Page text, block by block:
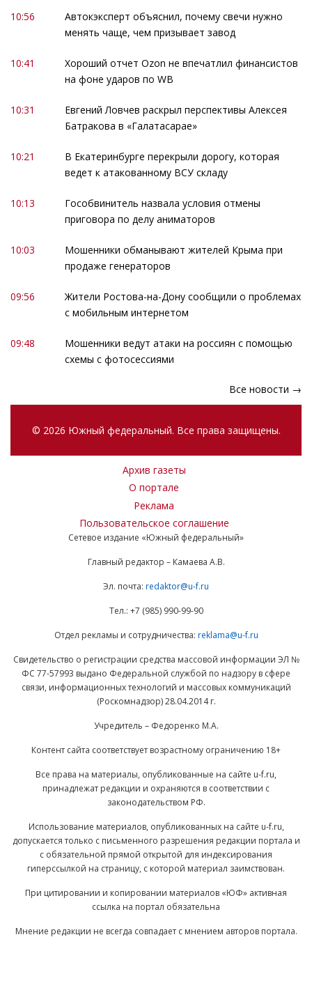
10:56
Автокэксперт объяснил, почему свечи нужно
менять чаще, чем призывает завод
10:41
Хороший отчет Ozon не впечатлил финансистов
на фоне ударов по WB
10:31
Евгений Ловчев раскрыл перспективы Алексея
Батракова в «Галатасарае»
10:21
В Екатеринбурге перекрыли дорогу, которая
ведет к атакованному ВСУ складу
10:13
Гособвинитель назвала условия отмены
приговора по делу аниматоров
10:03
Мошенники обманывают жителей Крыма при
продаже генераторов
09:56
Жители Ростова-на-Дону сообщили о проблемах
с мобильным интернетом
09:48
Мошенники ведут атаки на россиян с помощью
схемы с фотосессиями
Все новости →
© 2026 Южный федеральный. Все права защищены.
Архив газеты
О портале
Реклама
Пользовательское соглашение
Сетевое издание «Южный федеральный»
Главный редактор – Камаева А.В.
Эл. почта: redaktor@u-f.ru
Тел.: +7 (985) 990-99-90
Отдел рекламы и сотрудничества: reklama@u-f.ru
Свидетельство о регистрации средства массовой информации ЭЛ №
ФС 77-57993 выдано Федеральной службой по надзору в сфере
связи, информационных технологий и массовых коммуникаций
(Роскомнадзор) 28.04.2014 г.
Учредитель – Федоренко М.А.
Контент сайта соответствует возрастному ограничению 18+
Все права на материалы, опубликованные на сайте u-f.ru,
принадлежат редакции и охраняются в соответствии с
законодательством РФ.
Использование материалов, опубликованных на сайте u-f.ru,
допускается только с письменного разрешения редакции портала и
с обязательной прямой открытой для индексирования
гиперссылкой на страницу, с которой материал заимствован.
При цитировании и копировании материалов «ЮФ» активная
ссылка на портал обязательна
Мнение редакции не всегда совпадает с мнением авторов портала.